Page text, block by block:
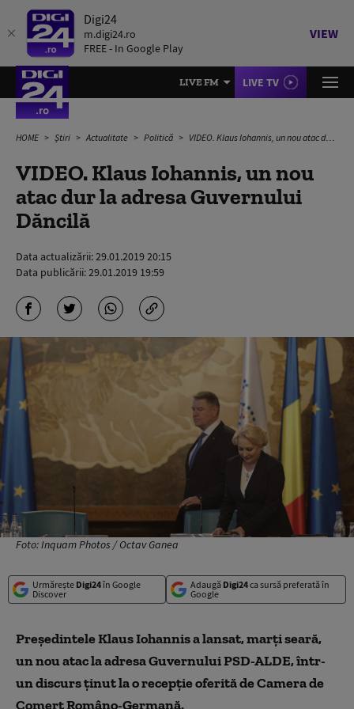
Digi24
m.digi24.ro
FREE - In Google Play
VIEW
LIVE FM LIVE TV
HOME Știri Actualitate Politică VIDEO. Klaus Iohannis, un nou atac dur la adresa Guvernului Dăncilă
VIDEO. Klaus Iohannis, un nou
atac dur la adresa Guvernului
Dăncilă
Data actualizării:29.01.2019 20:15
Data publicării:29.01.2019 19:59
Foto: Inquam Photos / Octav Ganea
Urmărește Digi24în Google
Discover
Adaugă Digi24ca sursă preferată în
Google
Președintele Klaus Iohannis a lansat, marți seară,
un nou atac la adresa Guvernului PSD-ALDE, într-
un discurs ținut la o recepție oferită de Camera de
Comerț Româno-Germană.